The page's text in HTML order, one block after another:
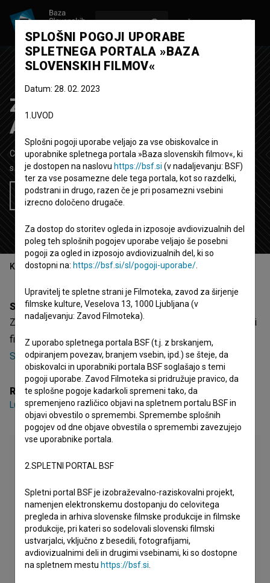
Zgodbe na sončni strani
Alp
Celovečerni igrani film
s.d.
Slovenija
Želim si ogledati ta film
Kazalo
Sinopsis
Zgodbe na sončni strani Alp je slovenski celovečerni igrani
film. Režiser jeLuka Jurinčič. Nastal je v produkciji
Sens.
Režija
Luka Jurinčič
SPLOŠNI POGOJI UPORABE
SPLETNEGA PORTALA »BAZA
SLOVENSKIH FILMOV«
Datum: 28. 02. 2023
1.UVOD
Splošni pogoji uporabe veljajo za vse obiskovalce in
uporabnike spletnega portala »Baza slovenskih filmov«, ki
je dostopen na naslovu https://bsf.si (v nadaljevanju: BSF)
ter za vse posamezne dele tega portala, kot so razdelki,
podstrani in drugo, razen če je pri posamezni vsebini
izrecno določeno drugače.
Za dostop do storitev ogleda in izposoje avdiovizualnih del
poleg teh splošnih pogojev uporabe veljajo še posebni
pogoji za ogled in izposojo avdiovizualnih del, ki so
dostopni na: https://bsf.si/sl/pogoji-uporabe/
Upravitelj te spletne strani je Filmoteka, zavod za širjenje
filmske kulture, Veselova 13, 1000 Ljubljana (v
nadaljevanju: Zavod Filmoteka).
Z uporabo spletnega portala BSF (t.j. z brskanjem,
odpiranjem povezav, branjem vsebin, ipd.) se šteje, da
obiskovalci in uporabniki portala BSF soglašajo s temi
pogoji uporabe. Zavod Filmoteka si pridružuje pravico, da
te splošne pogoje kadarkoli spremeni tako, da
spremenjeno različico objavi na spletnem portalu BSF in
objavi obvestilo o spremembi. Spremembe splošnih
pogojev od dne objave obvestila o spremembi zavezujejo
vse uporabnike portala.
2.SPLETNI PORTAL BSF
Spletni portal BSF je izobraževalno-raziskovalni projekt,
namenjen elektronskemu dostopanju do celovitega
pregleda in arhiva slovenske filmske produkcije in filmske
produkcije, pri kateri so sodelovali slovenski filmski
ustvarjalci, vključno z besedili, fotografijami,
avdiovizualnimi deli in drugimi vsebinami, ki so dostopne
na spletnem mestu https://bsf.si